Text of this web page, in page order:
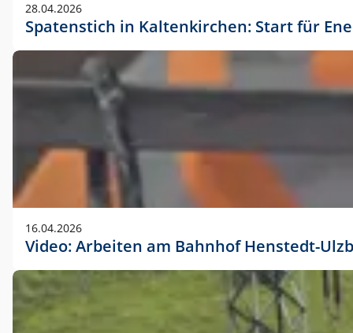
28.04.2026
Spatenstich in Kaltenkirchen: Start für
16.04.2026
Video: Arbeiten am Bahnhof Henstedt-